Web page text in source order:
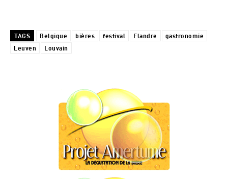
TAGS Belgique bières festival Flandre
gastronomie
Leuven
Louvain